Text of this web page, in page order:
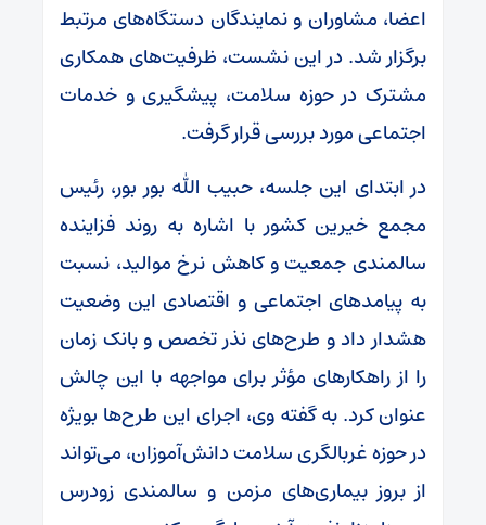
اعضا، مشاوران و نمایندگان دستگاه‌های مرتبط
برگزار شد. در این نشست، ظرفیت‌های همکاری
مشترک در حوزه سلامت، پیشگیری و خدمات
اجتماعی مورد بررسی قرار گرفت.
در ابتدای این جلسه، حبیب الله بور بور، رئیس
مجمع خیرین کشور با اشاره به روند فزاینده
سالمندی جمعیت و کاهش نرخ موالید، نسبت
به پیامدهای اجتماعی و اقتصادی این وضعیت
هشدار داد و طرح‌های نذر تخصص و بانک زمان
را از راهکارهای مؤثر برای مواجهه با این چالش
عنوان کرد. به گفته وی، اجرای این طرح‌ها بویژه
در حوزه غربالگری سلامت دانش‌آموزان، می‌تواند
از بروز بیماری‌های مزمن و سالمندی زودرس